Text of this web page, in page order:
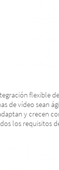
flexible
de vídeo sean
y crecen
los requisitos